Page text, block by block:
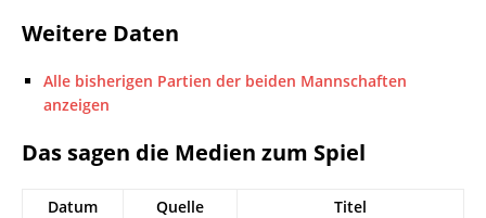
Weitere Daten
Alle bisherigen Partien der beiden Mannschaften
anzeigen
Das sagen die Medien zum Spiel
Datum Quelle
Titel